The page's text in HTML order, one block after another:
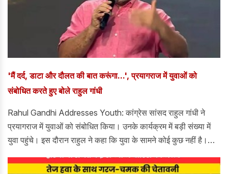
'मैं दर्द, डाटा और दौलत की बात करूंगा...', प्रयागराज में युवाओं को
संबोधित करते हुए बोले राहुल गांधी
Rahul Gandhi Addresses Youth: कांग्रेस सांसद राहुल गांधी ने
प्रयागराज में युवाओं को संबोधित किया। उनके कार्यक्रम में बड़ी संख्या में
युवा पहुंचे। इस दौरान राहुल ने कहा कि युवा के सामने कोई कुछ नहीं है।
मार्ग दिखाया है। युवाओं ने डर का सामना किया और डर को हटाया है।